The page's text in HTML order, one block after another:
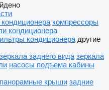
компрессоры
кондиционера
кондиционера другие
зеркала заднего вида зеркала
насосы подъема кабины
панорамные крыши задние